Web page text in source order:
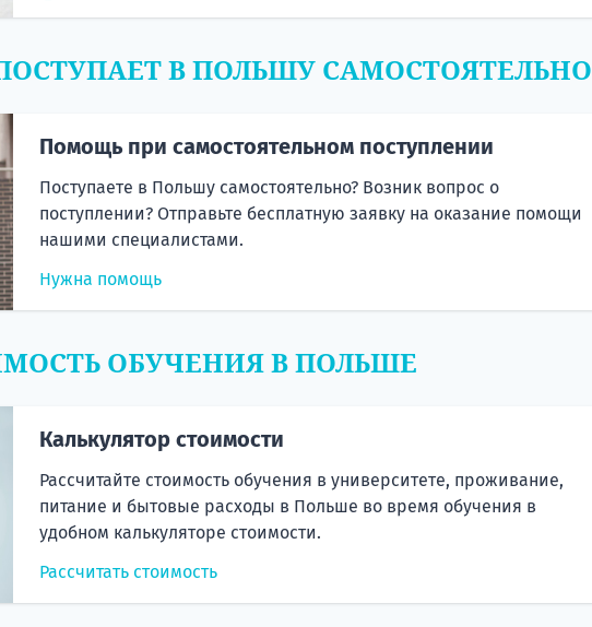
В ПОЛЬШУ САМОСТОЯТЕЛЬНО
Помощь при самостоятельном поступлении
Поступаете в Польшу самостоятельно? Возник вопрос о
поступлении? Отправьте бесплатную заявку на оказание помощи
нашими специалистами.
Нужна помощь
ОБУЧЕНИЯ В ПОЛЬШЕ
Калькулятор стоимости
Рассчитайте стоимость обучения в университете, проживание,
питание и бытовые расходы в Польше во время обучения в
удобном калькуляторе стоимости.
Рассчитать стоимость